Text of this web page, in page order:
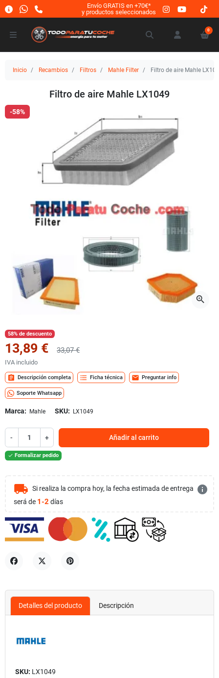
Envío GRATIS en +70€*
y productos seleccionados
0
Inicio Recambios Filtros Mahle Filter Filtro de aire Mahle
Filtro de aire Mahle LX1049
-58%
zoom_in
58% de descuento
13,89 € 33,07 €
IVA incluido
assignment Descripción completa format_list_bulleted Ficha técnica mail Preguntar info
Soporte Whatsapp
Marca: Mahle SKU: LX1049
- + Añadir al carrito
 Formalizar pedido
local_shipping Si realiza la compra hoy, la fecha estimada de entrega
será de 1-2 días
info
Detalles del producto Descripción
SKU: LX1049